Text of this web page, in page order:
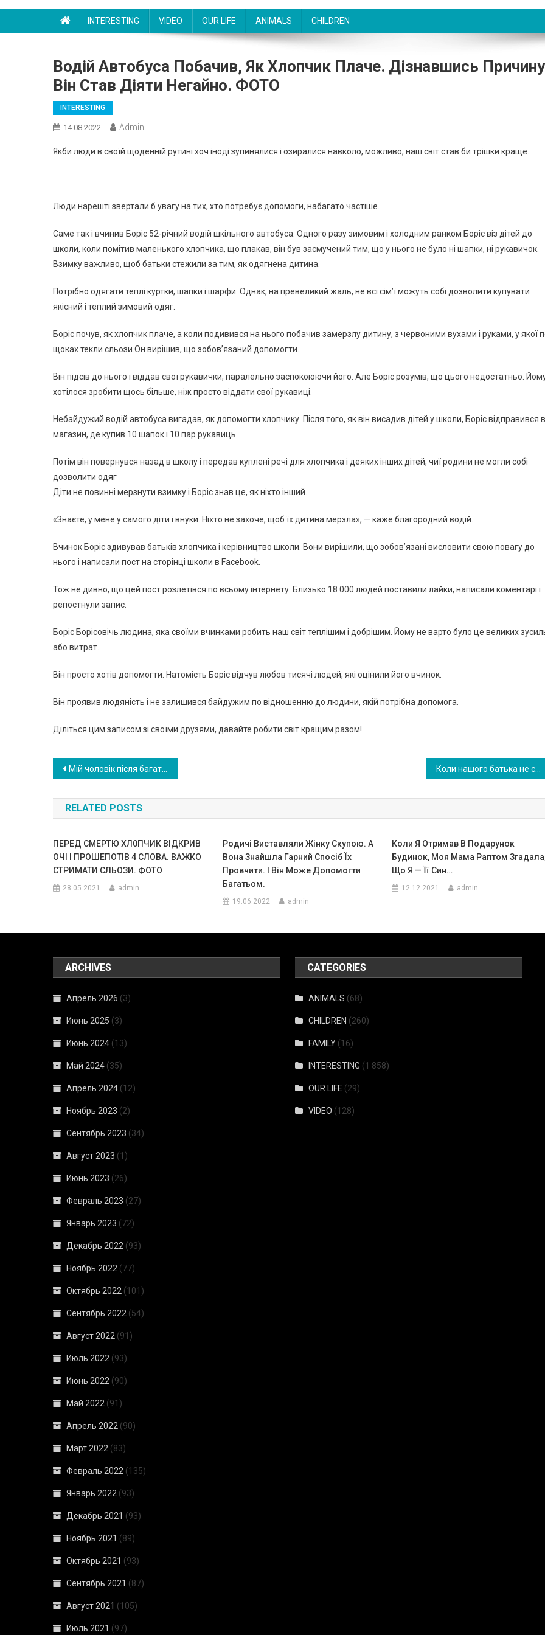
INTERESTING VIDEO OUR LIFE ANIMALS CHILDREN
Водій Автобуса Побачив, Як Хлопчик Плаче. Дізнавшись
Він Став Діяти Негайно. ФОТО
INTERESTING
14.08.2022 Admin
Якби люди в своїй щоденній рутині хоч іноді зупинялися і озиралися навколо, можливо, наш світ став би трішки краще.
Люди нарешті звертали б увагу на тих, хто потребує допомоги, набагато частіше.
Саме так і вчинив Борiс 52-річний водій шкільного автобуса. Одного разу зимовим і холодним ранком Борiс віз дітей до
школи, коли помітив маленького хлопчика, що плакав, він був засмучений тим, що у нього не було ні шапки, ні рукавичок.
Взимку важливо, щоб батьки стежили за тим, як одягнена дитина.
Потрібно одягати теплі куртки, шапки і шарфи. Однак, на превеликий жаль, не всі сім’ї можуть собі дозволити купувати
якісний і теплий зимовий одяг.
Борiс почув, як хлопчик плаче, а коли подивився на нього побачив замерзлу дитину, з червоними вухами і руками, у якої
щоках текли сльози.Он вирішив, що зобов’язаний допомогти.
Він підсів до нього і віддав свої рукавички, паралельно заспокоюючи його. Але Борiс розумів, що цього недостатньо.
хотілося зробити щось більше, ніж просто віддати свої рукавиці.
Небайдужий водій автобуса вигадав, як допомогти хлопчику. Після того, як він висадив дітей у школи, Борiс відправився в
магазин, де купив 10 шапок і 10 пар рукавиць.
Потім він повернувся назад в школу і передав куплені речі для хлопчика і деяких інших дітей, чиї родини не могли собі
дозволити одяг
Діти не повинні мерзнути взимку і Борiс знав це, як ніхто інший.
«Знаєте, у мене у самого діти і внуки. Ніхто не захоче, щоб їх дитина мерзла», — каже благородний водій.
Вчинок Борiс здивував батьків хлопчика і керівництво школи. Вони вирішили, що зобов’язані висловити свою повагу до
нього і написали пост на сторінці школи в Facebook.
Тож не дивно, що цей пост розлетівся по всьому інтернету. Близько 18 000 людей поставили лайки, написали коментарі і
репостнули запис.
Борiс Борiсовiчь людина, яка своїми вчинками робить наш світ теплішим і добрішим. Йому не варто було це великих
або витрат.
Він просто хотів допомогти. Натомість Борiс відчув любов тисячі людей, які оцінили його вчинок.
Він проявив людяність і не залишився байдужим по відношенню до людини, якій потрібна допомога.
Діліться цим записом зі своїми друзями, давайте робити світ кращим разом!
Навигация
по
записям
Мій чоловік після багатьох років шлюбу покинув мене і пішов до 40-річної жінки, і лише в той момент я відчула те, що вже довгий час не відчувала — була щаслива. А ось чому
RELATED POSTS
ПЕРЕД CМEPТЮ ХЛ0ПЧИК ВІДКРИВ
ОЧІ І ПРОШЕПОТІВ 4 СЛОВА. ВАЖКО
СТРИМАТИ СЛЬОЗИ. ФОТО
28.05.2021 admin
Родичі Виставляли Жінку Скупою. А
Вона Знайшла Гарний Спосіб Їх
Провчити. І Він Може Допомогти
Багатьом.
19.06.2022 admin
Коли Я Отримав В Подарунок
Будинок, Моя Мама Раптом
Що Я — Її Син…
12.12.2021 admin
ARCHIVES
Апрель 2026 (3)
Июнь 2025 (3)
Июнь 2024 (13)
Май 2024 (35)
Апрель 2024 (12)
Ноябрь 2023 (2)
Сентябрь 2023 (34)
Август 2023 (1)
Июнь 2023 (26)
Февраль 2023 (27)
Январь 2023 (72)
Декабрь 2022 (93)
Ноябрь 2022 (77)
Октябрь 2022 (101)
Сентябрь 2022 (54)
Август 2022 (91)
Июль 2022 (93)
Июнь 2022 (90)
Май 2022 (91)
Апрель 2022 (90)
Март 2022 (83)
Февраль 2022 (135)
Январь 2022 (93)
Декабрь 2021 (93)
Ноябрь 2021 (89)
Октябрь 2021 (93)
Сентябрь 2021 (87)
Август 2021 (105)
Июль 2021 (97)
CATEGORIES
ANIMALS (68)
CHILDREN (260)
FAMILY (16)
INTERESTING (1 858)
OUR LIFE (29)
VIDEO (128)